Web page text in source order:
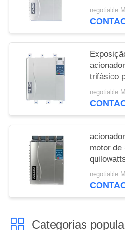
Veikong
negotiable
trifásico
desvio
negotiable
motor de
desvio
negotiable
Categorias